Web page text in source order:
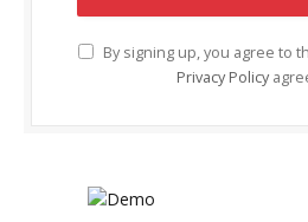
By signing up, you agree to
Privacy Policy